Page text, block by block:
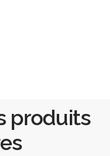
produits